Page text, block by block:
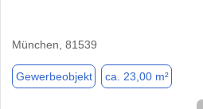
München, 81539
Gewerbeobjekt ca. 23,00 m²